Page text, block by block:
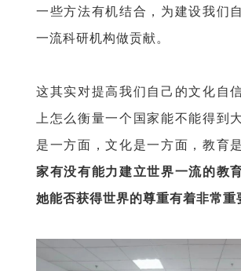
一些方法有机结合，为建设我们
一流科研机构做贡献。
这其实对提高我们自己的文化自
上怎么衡量一个国家能不能得到
是一方面，文化是一方面，教育
家有没有能力建立世界一流的教
她能否获得世界的尊重有着非常重